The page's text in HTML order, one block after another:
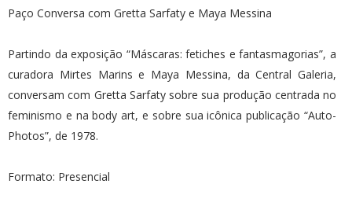
Paço Conversa com Gretta Sarfaty e Maya Messina
Partindo da exposição “Máscaras: fetiches e fantasmagorias”, a
curadora Mirtes Marins e Maya Messina, da Central Galeria,
conversam com Gretta Sarfaty sobre sua produção centrada no
feminismo e na body art, e sobre sua icônica publicação “Auto-
Photos”, de 1978.
Formato: Presencial